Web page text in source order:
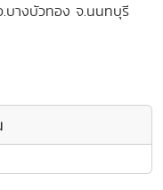
บางบัวทอง จ.นนทบุรี